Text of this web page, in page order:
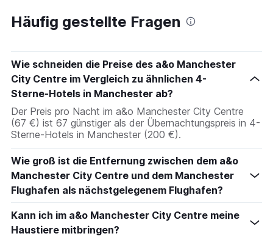
Häufig gestellte Fragen
Wie schneiden die Preise des a&o Manchester
City Centre im Vergleich zu ähnlichen 4-
Sterne-Hotels in Manchester ab?
Der Preis pro Nacht im a&o Manchester City Centre
(67 €) ist 67 günstiger als der Übernachtungspreis in 4-
Sterne-Hotels in Manchester (200 €).
Wie groß ist die Entfernung zwischen dem a&o
Manchester City Centre und dem Manchester
Flughafen als nächstgelegenem Flughafen?
Kann ich im a&o Manchester City Centre meine
Haustiere mitbringen?